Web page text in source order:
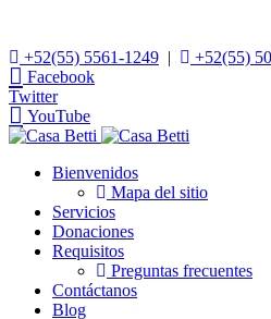
+52(55) 5561-1249 |
+52(55)
Facebook
Twitter
YouTube
Bienvenidos
Mapa del sitio
Servicios
Donaciones
Requisitos
Preguntas frecuentes
Contáctanos
Blog